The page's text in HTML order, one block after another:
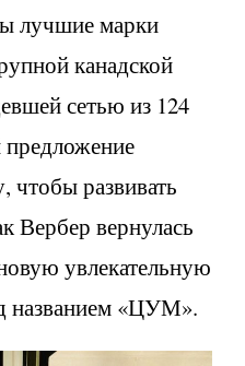
лучшие марки
канадской
сетью из 124
предложение
чтобы развивать
Вербер вернулась
увлекательную
названием «ЦУМ».